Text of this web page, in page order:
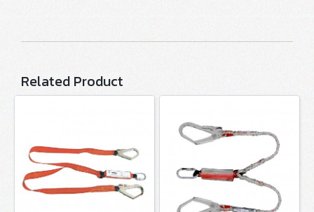
Related Product